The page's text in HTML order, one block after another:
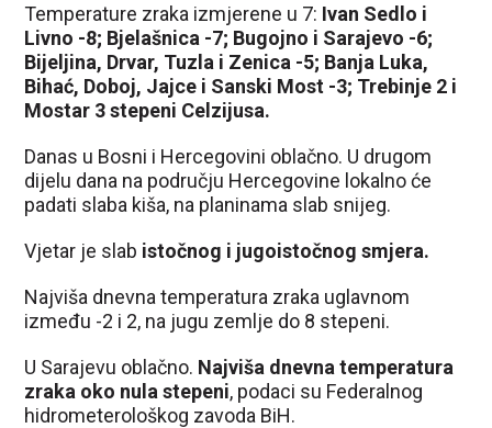
Temperature zraka izmjerene u 7: Ivan Sedlo i
Livno -8; Bjelašnica -7; Bugojno i Sarajevo -6;
Bijeljina, Drvar, Tuzla i Zenica -5; Banja Luka,
Bihać, Doboj, Jajce i Sanski Most -3; Trebinje 2 i
Mostar 3 stepeni Celzijusa.
Danas u Bosni i Hercegovini oblačno. U drugom
dijelu dana na području Hercegovine lokalno će
padati slaba kiša, na planinama slab snijeg.
Vjetar je slab istočnog i jugoistočnog smjera.
Najviša dnevna temperatura zraka uglavnom
između -2 i 2, na jugu zemlje do 8 stepeni.
U Sarajevu oblačno. Najviša dnevna temperatura
zraka oko nula stepeni, podaci su Federalnog
hidrometerološkog zavoda BiH.